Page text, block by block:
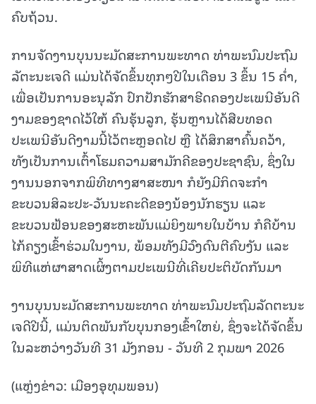
ຄົບຖ້ວນ.
ການຈັດງານບຸນນະມັດສະການພະທາດ ທ່າພະນົມປະຖົມ
ລັຕະນະເຈດີ ແມ່ນໄດ້ຈັດຂຶ້ນທຸກໆປີໃນເດືອນ 3 ຂຶ້ນ 15 ຄໍ່າ,
ເພື່ອເປັນການອະນຸລັກ ປົກປັກຮັກສາຮີດຄອງປະເພນີອັນດີ
ງາມຂອງຊາດໄວ້ໃຫ້ ຄົນຮຸ້ນລູກ, ຮຸ້ນຫຼານໄດ້ສືບທອດ
ປະເພນີອັນດີງາມນີ້ໄວ້ຕະຫຼອດໄປ ຫຼື ໄດ້ສຶກສາຄົ້ນຄວ້າ,
ທັງເປັນການເຕົ້າໂຮມຄວາມສາມັກຄີຂອງປະຊາຊົນ, ຊຶ່ງໃນ
ງານນອກຈາກພິທີທາງສາສະໜາ ກໍຍັງມີກິດຈະກໍາ
ຂະບວນສິລະປະ-ວັນນະຄະດີຂອງນ້ອງນັກຮຽນ ແລະ
ຂະບວນຟ້ອນຂອງສະຫະພັນແມ່ຍິງພາຍໃນບ້ານ ກໍຄືບ້ານ
ໄກ້ຄຽງເຂົ້າຮ່ວມໃນງານ, ພ້ອມທັງມີວົງດົນຕີຄົບງັນ ແລະ
ພິທີແຫ່ຜາສາດເຜິ້ງຕາມປະເພນີທີ່ເຄີຍປະຕິບັດກັນມາ
ງານບຸນນະມັດສະການພະທາດ ທ່າພະນົມປະຖົມລັດຕະນະ
ເຈດີປີນີ້, ແມ່ນຕິດພັນກັບບຸນກອງເຂົ້າໃຫຍ່, ຊຶ່ງຈະໄດ້ຈັດຂຶ້ນ
ໃນລະຫວ່າງວັນທີ 31 ມັງກອນ - ວັນທີ 2 ກຸມພາ 2026
(ແຫຼ່ງຂ່າວ: ເມືອງອຸທຸມພອນ)